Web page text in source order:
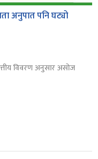
अनुपात पनि घट्यो
विवरण अनुसार असोज